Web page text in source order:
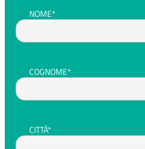
NOME*
COGNOME*
CITTÀ*